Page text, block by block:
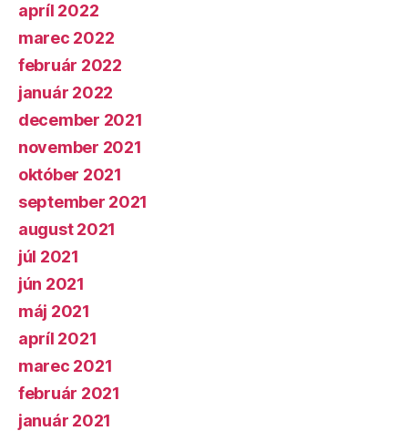
apríl 2022
marec 2022
február 2022
január 2022
december 2021
november 2021
október 2021
september 2021
august 2021
júl 2021
jún 2021
máj 2021
apríl 2021
marec 2021
február 2021
január 2021